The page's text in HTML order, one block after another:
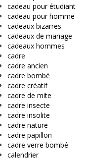
cadeau pour étudiant
cadeau pour homme
cadeaux bizarres
cadeaux de mariage
cadeaux hommes
cadre
cadre ancien
cadre bombé
cadre créatif
cadre de mite
cadre insecte
cadre insolite
cadre nature
cadre papillon
cadre verre bombé
calendrier